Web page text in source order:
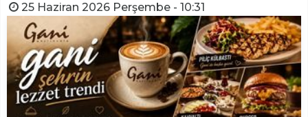
25 Haziran 2026 Perşembe - 10:31